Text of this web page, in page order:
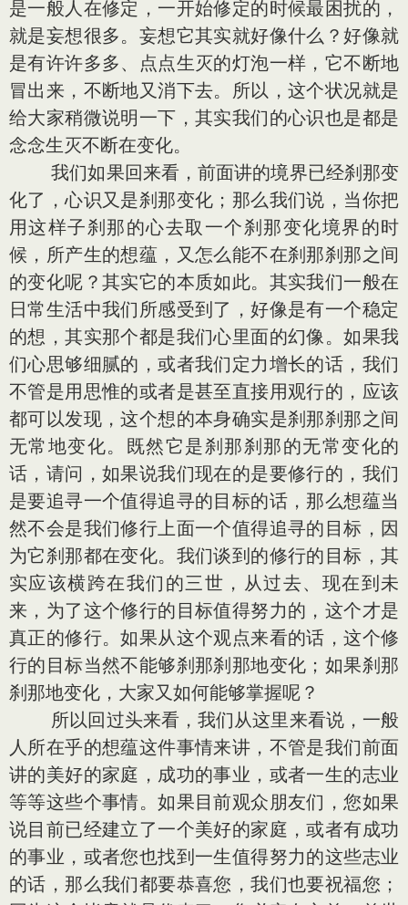
是一般人在修定，一开始修定的时候最困扰的，
就是妄想很多。妄想它其实就好像什么？好像就
是有许许多多、点点生灭的灯泡一样，它不断地
冒出来，不断地又消下去。所以，这个状况就是
给大家稍微说明一下，其实我们的心识也是都是
念念生灭不断在变化。
我们如果回来看，前面讲的境界已经刹那变
化了，心识又是刹那变化；那么我们说，当你把
用这样子刹那的心去取一个刹那变化境界的时
候，所产生的想蕴，又怎么能不在刹那刹那之间
的变化呢？其实它的本质如此。其实我们一般在
日常生活中我们所感受到了，好像是有一个稳定
的想，其实那个都是我们心里面的幻像。如果我
们心思够细腻的，或者我们定力增长的话，我们
不管是用思惟的或者是甚至直接用观行的，应该
都可以发现，这个想的本身确实是刹那刹那之间
无常地变化。既然它是刹那刹那的无常变化的
话，请问，如果说我们现在的是要修行的，我们
是要追寻一个值得追寻的目标的话，那么想蕴当
然不会是我们修行上面一个值得追寻的目标，因
为它刹那都在变化。我们谈到的修行的目标，其
实应该横跨在我们的三世，从过去、现在到未
来，为了这个修行的目标值得努力的，这个才是
真正的修行。如果从这个观点来看的话，这个修
行的目标当然不能够刹那刹那地变化；如果刹那
刹那地变化，大家又如何能够掌握呢？
所以回过头来看，我们从这里来看说，一般
人所在乎的想蕴这件事情来讲，不管是我们前面
讲的美好的家庭，成功的事业，或者一生的志业
等等这些个事情。如果目前观众朋友们，您如果
说目前已经建立了一个美好的家庭，或者有成功
的事业，或者您也找到一生值得努力的这些志业
的话，那么我们都要恭喜您，我们也要祝福您；